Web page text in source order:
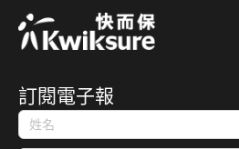
醫生更貴。
試想像，
wood 一旦
毛孩亂吞食
物、皮膚敏
訂閱電子報